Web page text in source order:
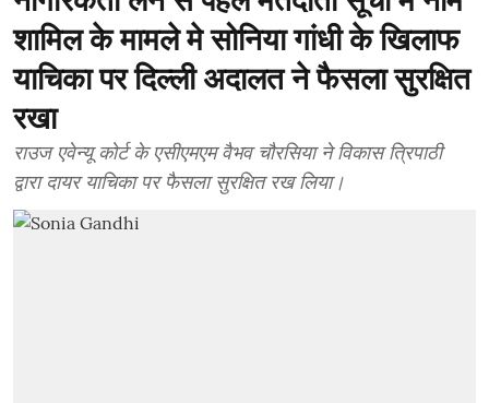
शामिल के मामले मे सोनिया गांधी के खिलाफ
याचिका पर दिल्ली अदालत ने फैसला सुरक्षित
रखा
राउज एवेन्यू कोर्ट के एसीएमएम वैभव चौरसिया ने विकास त्रिपाठी
द्वारा दायर याचिका पर फैसला सुरक्षित रख लिया।